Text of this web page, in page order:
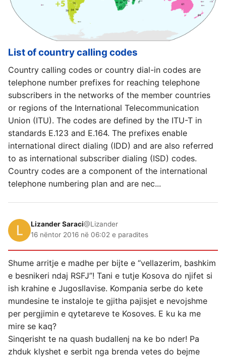
List of country calling codes
Country calling codes or country dial-in codes are
telephone number prefixes for reaching telephone
subscribers in the networks of the member countries
or regions of the International Telecommunication
Union (ITU). The codes are defined by the ITU-T in
standards E.123 and E.164. The prefixes enable
international direct dialing (IDD) and are also referred
to as international subscriber dialing (ISD) codes.
Country codes are a component of the international
telephone numbering plan and are nec...
Lizander Saraci@Lizander
16 nëntor 2016 në 06:02 e paradites
Shume arritje e madhe per bijte e “vellazerim, bashkim
e besnikeri ndaj RSFJ”! Tani e tutje Kosova do njifet si
ish krahine e Jugosllavise. Kompania serbe do kete
mundesine te instaloje te gjitha pajisjet e nevojshme
per pergjimin e qytetareve te Kosoves. E ku ka me
mire se kaq?
Sinqerisht te na quash budallenj na ke bo nder! Pa
zhduk klyshet e serbit nga brenda vetes do bejme